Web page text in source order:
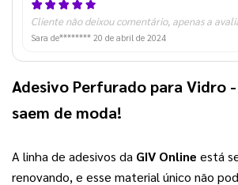
Cliente não deixou comentário, apenas a
Sara de******** 20 de abril de 2024
Adesivo Perfurado para Vidro
saem de moda!
A linha de adesivos da GIV Online está
renovando, e esse material único não